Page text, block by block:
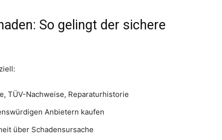
So gelingt der sichere
TÜV-Nachweise, Reparaturhistorie
Anbietern kaufen
über Schadensursache